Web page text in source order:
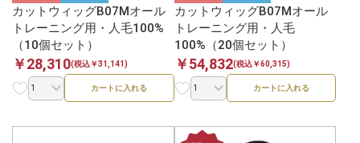
カットウィッグB07Mオール
トレーニング用・人毛100%
（10個セット）
￥28,310(税込￥31,141)
カートに入れる
カットウィッグB07Mオール
トレーニング用・人毛
100%（20個セット）
￥54,832(税込￥60,315)
カートに入れる